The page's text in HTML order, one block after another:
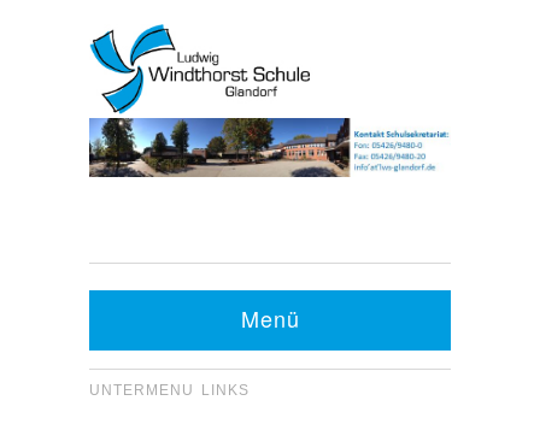
Fax: 05426 9480-20
Menü
UNTERMENU LINKS